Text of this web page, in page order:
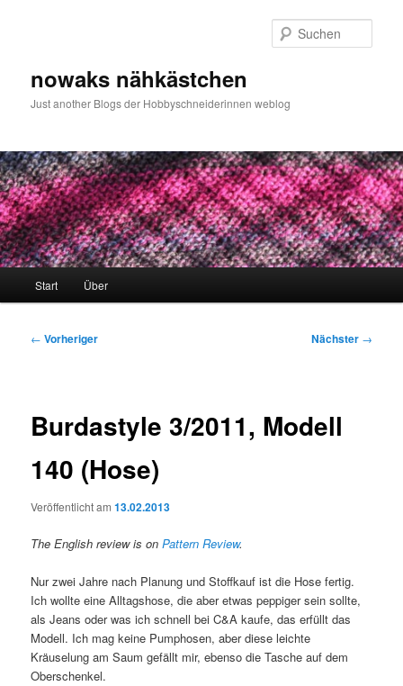
nowaks nähkästchen
Just another Blogs der Hobbyschneiderinnen weblog
Start Über
Beitragsnavigation
← Vorheriger Nächster →
Burdastyle 3/2011, Modell
140 (Hose)
Veröffentlicht am13.02.2013
The English review is onPattern Review.
Nur zwei Jahre nach Planung und Stoffkauf ist die Hose fertig.
Ich wollte eine Alltagshose, die aber etwas peppiger sein sollte,
als Jeans oder was ich schnell bei C&A kaufe, das erfüllt das
Modell. Ich mag keine Pumphosen, aber diese leichte
Kräuselung am Saum gefällt mir, ebenso die Tasche auf dem
Oberschenkel.